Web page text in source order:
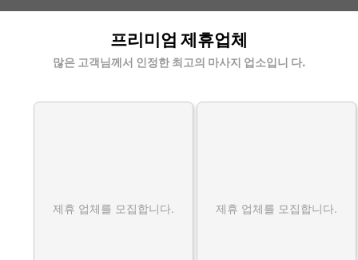
프리미엄 제휴업체
많은 고객님께서 인정한 최고의 마사지 업소입니 다.
제휴 업체를 모집합니다. 제휴 업체를 모집합니다.